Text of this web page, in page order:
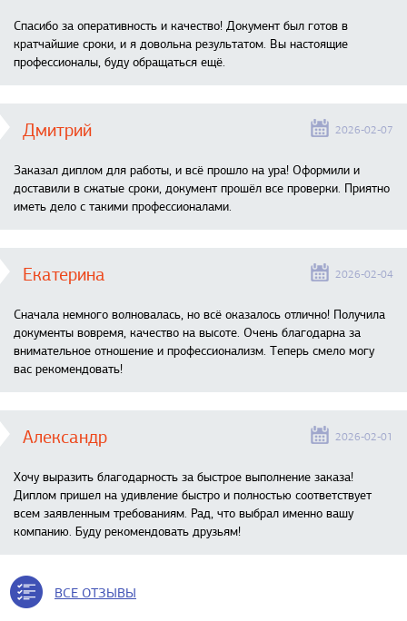
Спасибо за оперативность и качество! Документ был готов в
кратчайшие сроки, и я довольна результатом. Вы настоящие
профессионалы, буду обращаться ещё.
Дмитрий 2026-02-07
Заказал диплом для работы, и всё прошло на ура! Оформили и
доставили в сжатые сроки, документ прошёл все проверки. Приятно
иметь дело с такими профессионалами.
Екатерина 2026-02-04
Сначала немного волновалась, но всё оказалось отлично! Получила
документы вовремя, качество на высоте. Очень благодарна за
внимательное отношение и профессионализм. Теперь смело могу
вас рекомендовать!
Александр 2026-02-01
Хочу выразить благодарность за быстрое выполнение заказа!
Диплом пришел на удивление быстро и полностью соответствует
всем заявленным требованиям. Рад, что выбрал именно вашу
компанию. Буду рекомендовать друзьям!
ВСЕ ОТЗЫВЫ